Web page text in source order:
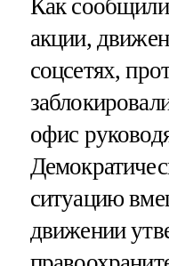
Как
акции,
соцсетях,
офис
ситуацию
движении